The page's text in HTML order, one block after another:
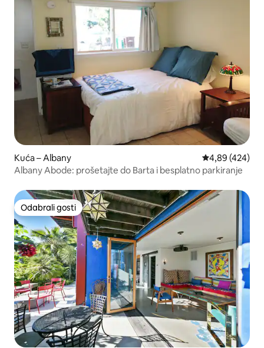
Kuća – Albany Prosječna
4,89 (424)
Albany Abode: prošetajte do Barta i besplatno parkiranje
Odabrali gosti
Odabrali gosti